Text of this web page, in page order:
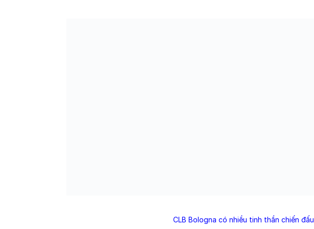
CLB Bologna có nhiều tinh thần chiến đấu